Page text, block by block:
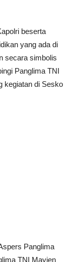
beserta
yang ada di
secara simbolis
Panglima TNI
kegiatan di Sesko
Panglima
TNI Mayjen